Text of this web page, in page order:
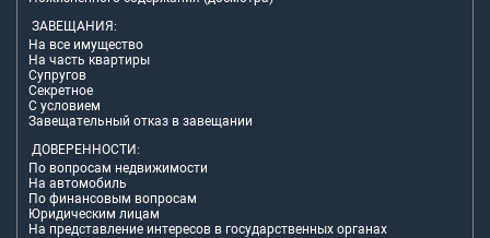
ЗАВЕЩАНИЯ:
На все имущество
На часть квартиры
Супругов
Секретное
С условием
Завещательный отказ в завещании
ДОВЕРЕННОСТИ:
По вопросам недвижимости
На автомобиль
По финансовым вопросам
Юридическим лицам
На представление интересов в государственных органах